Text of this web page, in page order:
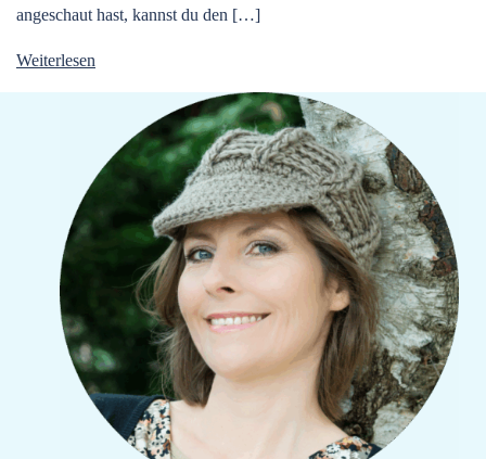
angeschaut hast, kannst du den […]
Weiterlesen